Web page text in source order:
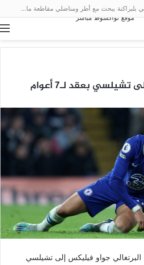
منسق العمل الحزبي بلبراكنة يبحث مع أطر ومناضلي مقاطعة مال سبل تعزيز العمل التنظيمي
بعقد لـ7 أعوام
البرتغالي جواو فيليكس إلى تشيلسي